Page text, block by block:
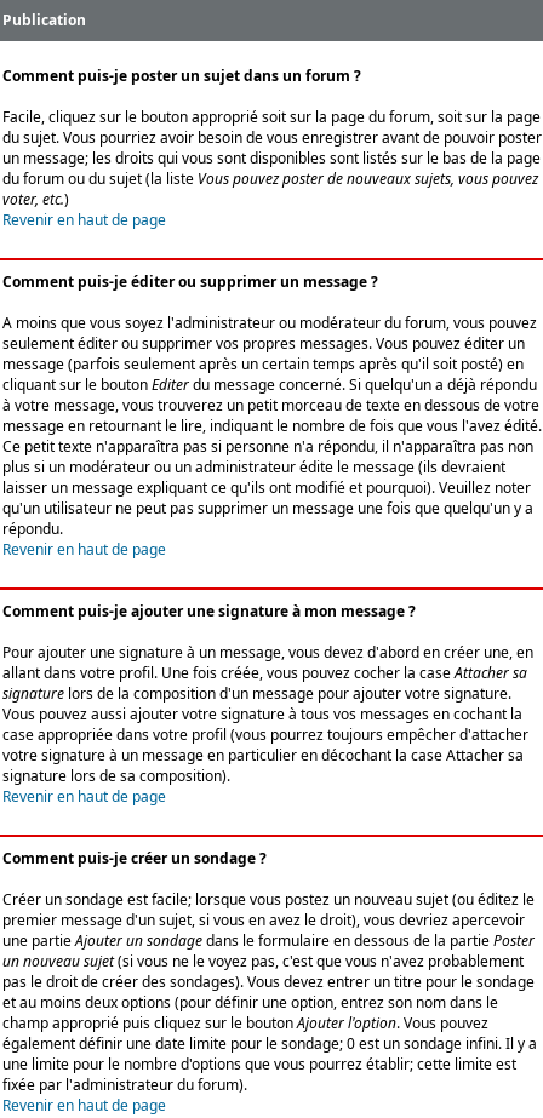
Publication
Comment puis-je poster un sujet dans un forum ?
Facile, cliquez sur le bouton approprié soit sur la page du forum, soit sur la page
du sujet. Vous pourriez avoir besoin de vous enregistrer avant de pouvoir poster
un message; les droits qui vous sont disponibles sont listés sur le bas de la page
du forum ou du sujet (la liste Vous pouvez poster de nouveaux sujets, vous pouvez
voter, etc.)
Revenir en haut de page
Comment puis-je éditer ou supprimer un message ?
A moins que vous soyez l'administrateur ou modérateur du forum, vous pouvez
seulement éditer ou supprimer vos propres messages. Vous pouvez éditer un
message (parfois seulement après un certain temps après qu'il soit posté) en
cliquant sur le boutonEditerdu message concerné. Si quelqu'un a déjà répondu
à votre message, vous trouverez un petit morceau de texte en dessous de votre
message en retournant le lire, indiquant le nombre de fois que vous l'avez édité.
Ce petit texte n'apparaîtra pas si personne n'a répondu, il n'apparaîtra pas non
plus si un modérateur ou un administrateur édite le message (ils devraient
laisser un message expliquant ce qu'ils ont modifié et pourquoi). Veuillez noter
qu'un utilisateur ne peut pas supprimer un message une fois que quelqu'un y a
répondu.
Revenir en haut de page
Comment puis-je ajouter une signature à mon message ?
Pour ajouter une signature à un message, vous devez d'abord en créer une, en
allant dans votre profil. Une fois créée, vous pouvez cocher la caseAttacher sa
signature lors de la composition d'un message pour ajouter votre signature.
Vous pouvez aussi ajouter votre signature à tous vos messages en cochant la
case appropriée dans votre profil (vous pourrez toujours empêcher d'attacher
votre signature à un message en particulier en décochant la case Attacher sa
signature lors de sa composition).
Revenir en haut de page
Comment puis-je créer un sondage ?
Créer un sondage est facile; lorsque vous postez un nouveau sujet (ou éditez le
premier message d'un sujet, si vous en avez le droit), vous devriez apercevoir
une partieAjouter un sondagedans le formulaire en dessous de la partiePoster
un nouveau sujet(si vous ne le voyez pas, c'est que vous n'avez probablement
pas le droit de créer des sondages). Vous devez entrer un titre pour le sondage
et au moins deux options (pour définir une option, entrez son nom dans le
champ approprié puis cliquez sur le boutonAjouter l'option. Vous pouvez
également définir une date limite pour le sondage; 0 est un sondage infini. Il y a
une limite pour le nombre d'options que vous pourrez établir; cette limite est
fixée par l'administrateur du forum).
Revenir en haut de page